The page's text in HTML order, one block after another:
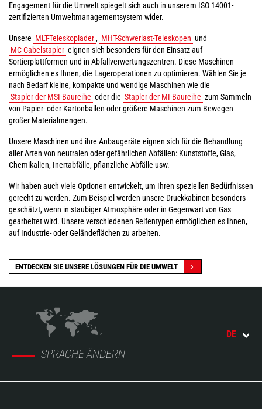
Engagement für die Umwelt spiegelt sich auch in unserem ISO 14001-
zertifizierten Umweltmanagementsystem wider.
Unsere MLT-Teleskoplader, MHT-Schwerlast-Teleskopen und
MC-Gabelstapler eignen sich besonders für den Einsatz auf
Sortierplattformen und in Abfallverwertungszentren. Diese Maschinen
ermöglichen es Ihnen, die Lageroperationen zu optimieren. Wählen Sie je
nach Bedarf kleine, kompakte und wendige Maschinen wie die
Stapler der MSI-Baureihe oder die Stapler der MI-Baureihe zum Sammeln
von Papier- oder Kartonballen oder größere Maschinen zum Bewegen
großer Materialmengen.
Unsere Maschinen und ihre Anbaugeräte eignen sich für die Behandlung
aller Arten von neutralen oder gefährlichen Abfällen: Kunststoffe, Glas,
Chemikalien, Inertabfälle, pflanzliche Abfälle usw.
Wir haben auch viele Optionen entwickelt, um Ihren speziellen Bedürfnissen
gerecht zu werden. Zum Beispiel werden unsere Druckkabinen besonders
geschätzt, wenn in staubiger Atmosphäre oder in Gegenwart von Gas
gearbeitet wird. Unsere verschiedenen Reifentypen ermöglichen es Ihnen,
auf Industrie- oder Geländeflächen zu arbeiten.
ENTDECKEN SIE UNSERE LÖSUNGEN FÜR DIE UMWELT
SPRACHE ÄNDERN
DE